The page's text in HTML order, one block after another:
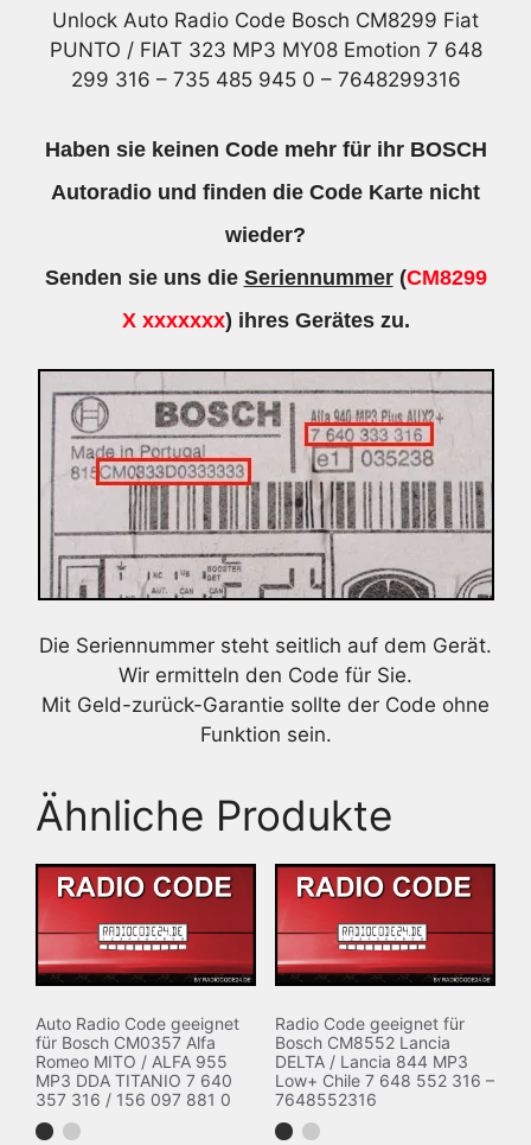
485
945
Menge
Unlock Auto Radio Code Bosch CM8299 Fiat
PUNTO / FIAT 323 MP3 MY08 Emotion 7 648
299 316 – 735 485 945 0 – 7648299316
Haben sie keinen Code mehr für ihr BOSCH
Autoradio und finden die Code Karte nicht
wieder?
Senden sie uns die Seriennummer(CM8299
X xxxxxxx) ihres Gerätes zu.
Die Seriennummer steht seitlich auf dem Gerät.
Wir ermitteln den Code für Sie.
Mit Geld-zurück-Garantie sollte der Code ohne
Funktion sein.
Ähnliche Produkte
Auto Radio Code geeignet
für Bosch CM0357 Alfa
Romeo MITO / ALFA 955
MP3 DDA TITANIO 7 640
357 316 / 156 097 881 0
Radio Code geeignet für
Bosch CM8552 Lancia
DELTA / Lancia 844 MP3
Low+ Chile 7 648 552 316 –
7648552316